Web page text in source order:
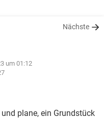
Nächste
um 01:12
plane, ein Grundstück